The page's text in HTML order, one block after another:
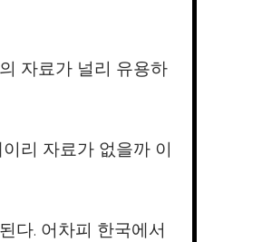
자료가 널리 유용하
리 자료가 없을까 이
다. 어차피 한국에서